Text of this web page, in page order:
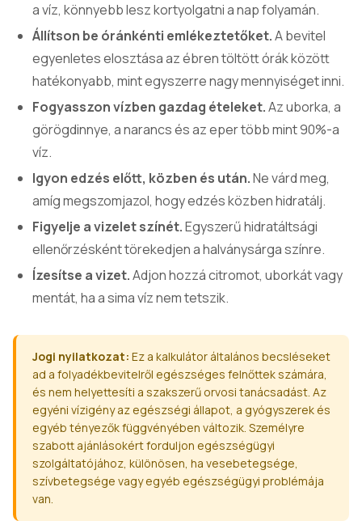
a víz, könnyebb lesz kortyolgatni a nap folyamán.
Állítson be óránkénti emlékeztetőket.A bevitel
egyenletes elosztása az ébren töltött órák között
hatékonyabb, mint egyszerre nagy mennyiséget inni.
Fogyasszon vízben gazdag ételeket.Az uborka, a
görögdinnye, a narancs és az eper több mint 90%-a
víz.
Igyon edzés előtt, közben és után.Ne várd meg,
amíg megszomjazol, hogy edzés közben hidratálj.
Figyelje a vizelet színét.Egyszerű hidratáltsági
ellenőrzésként törekedjen a halványsárga színre.
Ízesítse a vizet.Adjon hozzá citromot, uborkát vagy
mentát, ha a sima víz nem tetszik.
Jogi nyilatkozat: Ez a kalkulátor általános becsléseket
ad a folyadékbevitelről egészséges felnőttek számára,
és nem helyettesíti a szakszerű orvosi tanácsadást. Az
egyéni vízigény az egészségi állapot, a gyógyszerek és
egyéb tényezők függvényében változik. Személyre
szabott ajánlásokért forduljon egészségügyi
szolgáltatójához, különösen, ha vesebetegsége,
szívbetegsége vagy egyéb egészségügyi problémája
van.